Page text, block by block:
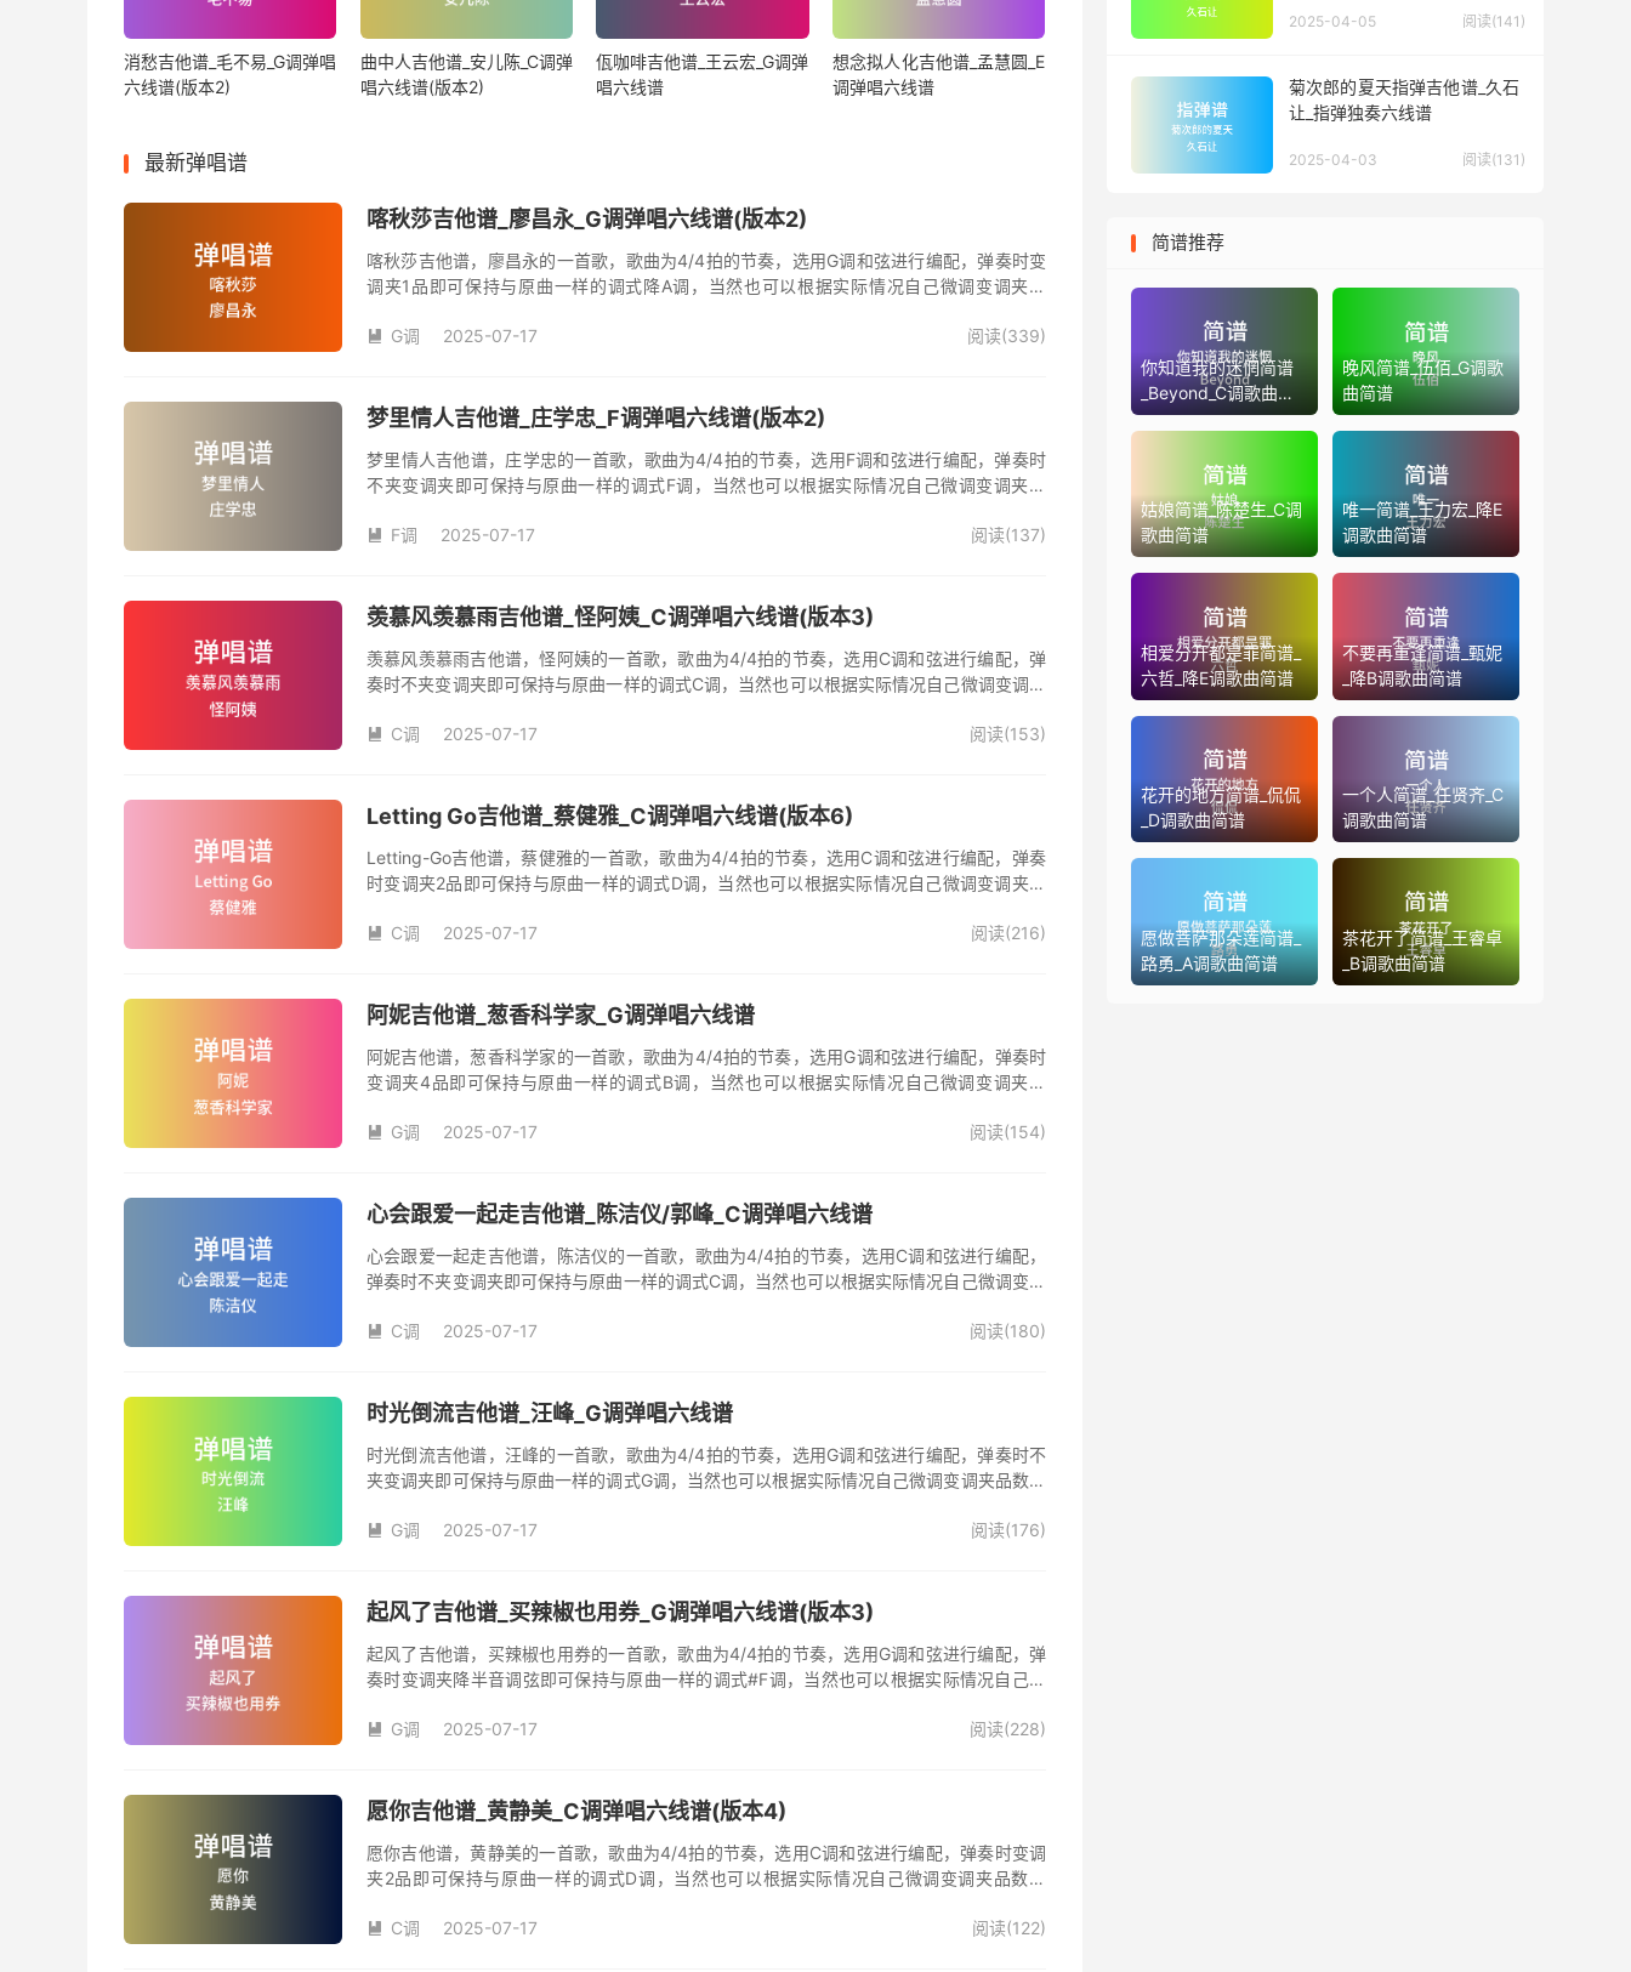
消愁吉他谱_毛不易_G调弹唱
六线谱(版本2)
曲中人吉他谱_安儿陈_C调弹
唱六线谱(版本2)
佤咖啡吉他谱_王云宏_G调弹
唱六线谱
想念拟人化吉他谱_孟慧圆_E
调弹唱六线谱
最新弹唱谱
喀秋莎吉他谱_廖昌永_G调弹唱六线谱(版本2)
喀秋莎吉他谱，廖昌永的一首歌，歌曲为4/4拍的节奏，选用G调和弦进行编配，弹奏时变
调夹1品即可保持与原曲一样的调式降A调，当然也可以根据实际情况自己微调变调夹品
 G调 2025-07-17 阅读(339)
梦里情人吉他谱_庄学忠_F调弹唱六线谱(版本2)
梦里情人吉他谱，庄学忠的一首歌，歌曲为4/4拍的节奏，选用F调和弦进行编配，弹奏时
不夹变调夹即可保持与原曲一样的调式F调，当然也可以根据实际情况自己微调变调夹品
人》是由庄学忠演唱的一首经典歌曲。本吉他谱根据原版F调指法编配，完整的前奏、间奏
 F调 2025-07-17 阅读(137)
羡慕风羡慕雨吉他谱_怪阿姨_C调弹唱六线谱(版本3)
羡慕风羡慕雨吉他谱，怪阿姨的一首歌，歌曲为4/4拍的节奏，选用C调和弦进行编配，弹
奏时不夹变调夹即可保持与原曲一样的调式C调，当然也可以根据实际情况自己微调变调夹
姨演唱的歌曲《羡慕风羡慕雨》原版吉他谱，完整的前奏、间奏、尾奏solo编配，精编完美
 C调 2025-07-17 阅读(153)
Letting Go吉他谱_蔡健雅_C调弹唱六线谱(版本6)
Letting-Go吉他谱，蔡健雅的一首歌，歌曲为4/4拍的节奏，选用C调和弦进行编配，弹奏
时变调夹2品即可保持与原曲一样的调式D调，当然也可以根据实际情况自己微调变调夹品
 C调 2025-07-17 阅读(216)
阿妮吉他谱_葱香科学家_G调弹唱六线谱
阿妮吉他谱，葱香科学家的一首歌，歌曲为4/4拍的节奏，选用G调和弦进行编配，弹奏时
变调夹4品即可保持与原曲一样的调式B调，当然也可以根据实际情况自己微调变调夹品
 G调 2025-07-17 阅读(154)
心会跟爱一起走吉他谱_陈洁仪/郭峰_C调弹唱六线谱
心会跟爱一起走吉他谱，陈洁仪的一首歌，歌曲为4/4拍的节奏，选用C调和弦进行编配，
弹奏时不夹变调夹即可保持与原曲一样的调式C调，当然也可以根据实际情况自己微调变调
本吉他谱是根据陈洁仪、郭峰演唱的《心会跟爱一起走》歌曲原版编配，完整的前奏、间
 C调 2025-07-17 阅读(180)
时光倒流吉他谱_汪峰_G调弹唱六线谱
时光倒流吉他谱，汪峰的一首歌，歌曲为4/4拍的节奏，选用G调和弦进行编配，弹奏时不
夹变调夹即可保持与原曲一样的调式G调，当然也可以根据实际情况自己微调变调夹品数。
汪峰创作并演唱的歌曲，收录在他2005年发行的专辑《怒放的生命》中 。本吉他谱根据原
 G调 2025-07-17 阅读(176)
起风了吉他谱_买辣椒也用券_G调弹唱六线谱(版本3)
起风了吉他谱，买辣椒也用券的一首歌，歌曲为4/4拍的节奏，选用G调和弦进行编配，弹
奏时变调夹降半音调弦即可保持与原曲一样的调式#F调，当然也可以根据实际情况自己微
域部分，原曲太高，大部分人唱不上去，原调#F，所以选G调指法编配，降半音为原调。在
版，略难一点，但是多加练习就能拿下来，可以试着挑战一下。不想练的可以省略。歌词反
 G调 2025-07-17 阅读(228)
愿你吉他谱_黄静美_C调弹唱六线谱(版本4)
愿你吉他谱，黄静美的一首歌，歌曲为4/4拍的节奏，选用C调和弦进行编配，弹奏时变调
夹2品即可保持与原曲一样的调式D调，当然也可以根据实际情况自己微调变调夹品数。
 C调 2025-07-17 阅读(122)
2025-04-05 阅读(141)
菊次郎的夏天指弹吉他谱_久石
让_指弹独奏六线谱
2025-04-03 阅读(131)
简谱推荐
你知道我的迷惘简谱
_Beyond_C调歌曲简
谱
晚风简谱_伍佰_G调歌
曲简谱
姑娘简谱_陈楚生_C调
歌曲简谱
唯一简谱_王力宏_降E
调歌曲简谱
相爱分开都是罪简谱_
六哲_降E调歌曲简谱
不要再重逢简谱_甄妮
_降B调歌曲简谱
花开的地方简谱_侃侃
_D调歌曲简谱
一个人简谱_任贤齐_C
调歌曲简谱
愿做菩萨那朵莲简谱_
路勇_A调歌曲简谱
茶花开了简谱_王睿卓
_B调歌曲简谱